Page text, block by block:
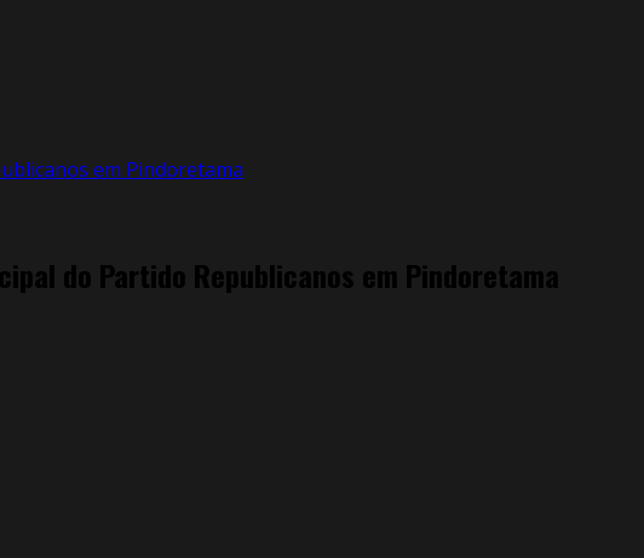
em Pindoretama
do Partido Republicanos em Pindoretama